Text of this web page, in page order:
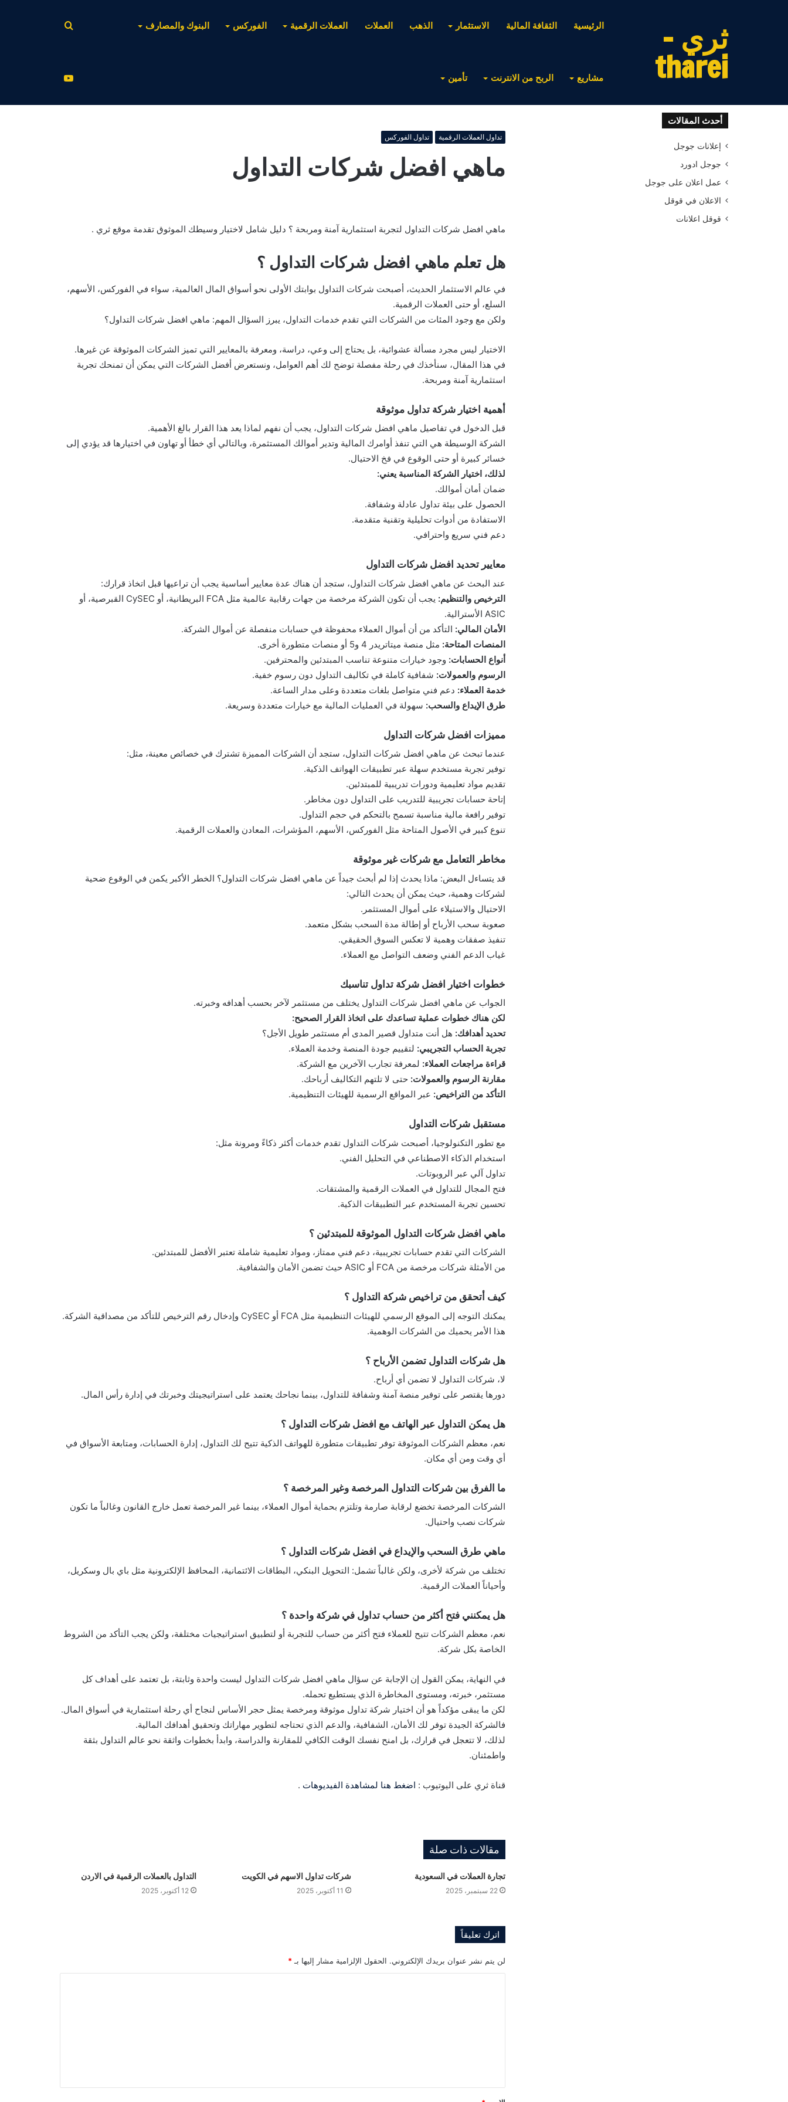
ثري -
tharei
الرئيسية الثقافة المالية الاستثمار الذهب العملات العملات الرقمية الفوركس البنوك والمصارف
مشاريع الربح من الانترنت تأمين عن
تداول العملات الرقمية تداول الفوركس
ماهي افضل شركات التداول
ماهي افضل شركات التداول لتجربة استثمارية آمنة ومربحة ؟ دليل شامل لاختيار وسيطك الموثوق تقدمة موقع ثري .
هل تعلم ماهي افضل شركات التداول ؟
في عالم الاستثمار الحديث، أصبحت شركات التداول بوابتك الأولى نحو أسواق المال العالمية، سواء في الفوركس، الأسهم،
السلع، أو حتى العملات الرقمية.
ولكن مع وجود المئات من الشركات التي تقدم خدمات التداول، يبرز السؤال المهم: ماهي افضل شركات التداول؟
الاختيار ليس مجرد مسألة عشوائية، بل يحتاج إلى وعي، دراسة، ومعرفة بالمعايير التي تميز الشركات الموثوقة عن غيرها.
في هذا المقال، سنأخذك في رحلة مفصلة توضح لك أهم العوامل، ونستعرض أفضل الشركات التي يمكن أن تمنحك تجربة
استثمارية آمنة ومربحة.
أهمية اختيار شركة تداول موثوقة
قبل الدخول في تفاصيل ماهي افضل شركات التداول، يجب أن نفهم لماذا يعد هذا القرار بالغ الأهمية.
الشركة الوسيطة هي التي تنفذ أوامرك المالية وتدير أموالك المستثمرة، وبالتالي أي خطأ أو تهاون في اختيارها قد يؤدي إلى
خسائر كبيرة أو حتى الوقوع في فخ الاحتيال.
لذلك، اختيار الشركة المناسبة يعني:
ضمان أمان أموالك.
الحصول على بيئة تداول عادلة وشفافة.
الاستفادة من أدوات تحليلية وتقنية متقدمة.
دعم فني سريع واحترافي.
معايير تحديد افضل شركات التداول
عند البحث عن ماهي افضل شركات التداول، ستجد أن هناك عدة معايير أساسية يجب أن تراعيها قبل اتخاذ قرارك:
الترخيص والتنظيم:
يجب أن تكون الشركة مرخصة من جهات رقابية عالمية مثل FCA البريطانية، أو CySEC القبرصية، أو
ASIC الأسترالية.
الأمان المالي: التأكد من أن أموال العملاء محفوظة في حسابات منفصلة عن أموال الشركة.
المنصات المتاحة: مثل منصة ميتاتريدر 4 و5 أو منصات متطورة أخرى.
أنواع الحسابات: وجود خيارات متنوعة تناسب المبتدئين والمحترفين.
الرسوم والعمولات: شفافية كاملة في تكاليف التداول دون رسوم خفية.
خدمة العملاء: دعم فني متواصل بلغات متعددة وعلى مدار الساعة.
طرق الإيداع والسحب: سهولة في العمليات المالية مع خيارات متعددة وسريعة.
مميزات افضل شركات التداول
عندما تبحث عن ماهي افضل شركات التداول، ستجد أن الشركات المميزة تشترك في خصائص معينة، مثل:
توفير تجربة مستخدم سهلة عبر تطبيقات الهواتف الذكية.
تقديم مواد تعليمية ودورات تدريبية للمبتدئين.
إتاحة حسابات تجريبية للتدريب على التداول دون مخاطر.
توفير رافعة مالية مناسبة تسمح بالتحكم في حجم التداول.
تنوع كبير في الأصول المتاحة مثل الفوركس، الأسهم، المؤشرات، المعادن والعملات الرقمية.
مخاطر التعامل مع شركات غير موثوقة
قد يتساءل البعض: ماذا يحدث إذا لم أبحث جيداً عن ماهي افضل شركات التداول؟ الخطر الأكبر يكمن في الوقوع ضحية
لشركات وهمية، حيث يمكن أن يحدث التالي:
الاحتيال والاستيلاء على أموال المستثمر.
صعوبة سحب الأرباح أو إطالة مدة السحب بشكل متعمد.
تنفيذ صفقات وهمية لا تعكس السوق الحقيقي.
غياب الدعم الفني وضعف التواصل مع العملاء.
خطوات اختيار افضل شركة تداول تناسبك
الجواب عن ماهي افضل شركات التداول يختلف من مستثمر لآخر بحسب أهدافه وخبرته.
لكن هناك خطوات عملية تساعدك على اتخاذ القرار الصحيح:
تحديد أهدافك: هل أنت متداول قصير المدى أم مستثمر طويل الأجل؟
تجربة الحساب التجريبي: لتقييم جودة المنصة وخدمة العملاء.
قراءة مراجعات العملاء: لمعرفة تجارب الآخرين مع الشركة.
مقارنة الرسوم والعمولات: حتى لا تلتهم التكاليف أرباحك.
التأكد من التراخيص: عبر المواقع الرسمية للهيئات التنظيمية.
مستقبل شركات التداول
مع تطور التكنولوجيا، أصبحت شركات التداول تقدم خدمات أكثر ذكاءً ومرونة مثل:
استخدام الذكاء الاصطناعي في التحليل الفني.
تداول آلي عبر الروبوتات.
فتح المجال للتداول في العملات الرقمية والمشتقات.
تحسين تجربة المستخدم عبر التطبيقات الذكية.
ماهي افضل شركات التداول الموثوقة للمبتدئين ؟
الشركات التي تقدم حسابات تجريبية، دعم فني ممتاز، ومواد تعليمية شاملة تعتبر الأفضل للمبتدئين.
من الأمثلة شركات مرخصة من FCA أو ASIC حيث تضمن الأمان والشفافية.
كيف أتحقق من تراخيص شركة التداول ؟
يمكنك التوجه إلى الموقع الرسمي للهيئات التنظيمية مثل FCA أو CySEC وإدخال رقم الترخيص للتأكد من مصداقية الشركة.
هذا الأمر يحميك من الشركات الوهمية.
هل شركات التداول تضمن الأرباح ؟
لا، شركات التداول لا تضمن أي أرباح.
دورها يقتصر على توفير منصة آمنة وشفافة للتداول، بينما نجاحك يعتمد على استراتيجيتك وخبرتك في إدارة رأس المال.
هل يمكن التداول عبر الهاتف مع افضل شركات التداول ؟
نعم، معظم الشركات الموثوقة توفر تطبيقات متطورة للهواتف الذكية تتيح لك التداول، إدارة الحسابات، ومتابعة الأسواق في
أي وقت ومن أي مكان.
ما الفرق بين شركات التداول المرخصة وغير المرخصة ؟
الشركات المرخصة تخضع لرقابة صارمة وتلتزم بحماية أموال العملاء، بينما غير المرخصة تعمل خارج القانون وغالباً ما تكون
شركات نصب واحتيال.
ماهي طرق السحب والإيداع في افضل شركات التداول ؟
تختلف من شركة لأخرى، ولكن غالباً تشمل: التحويل البنكي، البطاقات الائتمانية، المحافظ الإلكترونية مثل باي بال وسكريل،
وأحياناً العملات الرقمية.
هل يمكنني فتح أكثر من حساب تداول في شركة واحدة ؟
نعم، معظم الشركات تتيح للعملاء فتح أكثر من حساب للتجربة أو لتطبيق استراتيجيات مختلفة، ولكن يجب التأكد من الشروط
الخاصة بكل شركة.
في النهاية، يمكن القول إن الإجابة عن سؤال ماهي افضل شركات التداول ليست واحدة وثابتة، بل تعتمد على أهداف كل
مستثمر، خبرته، ومستوى المخاطرة الذي يستطيع تحمله.
لكن ما يبقى مؤكداً هو أن اختيار شركة تداول موثوقة ومرخصة يمثل حجر الأساس لنجاح أي رحلة استثمارية في أسواق المال.
فالشركة الجيدة توفر لك الأمان، الشفافية، والدعم الذي تحتاجه لتطوير مهاراتك وتحقيق أهدافك المالية.
لذلك، لا تتعجل في قرارك، بل امنح نفسك الوقت الكافي للمقارنة والدراسة، وابدأ بخطوات واثقة نحو عالم التداول بثقة
واطمئنان.
قناة ثري على اليوتيوب : اضغط هنا لمشاهدة الفيديوهات .
مقالات ذات صلة
تجارة العملات في السعودية
22 سبتمبر، 2025
شركات تداول الاسهم في الكويت
11 أكتوبر، 2025
التداول بالعملات الرقمية في الاردن
12 أكتوبر، 2025
اترك تعليقاً
لن يتم نشر عنوان بريدك الإلكتروني. الحقول الإلزامية مشار إليها بـ *
ق
أحدث المقالات
إعلانات جوجل
جوجل ادورد
عمل اعلان على جوجل
الاعلان في قوقل
قوقل اعلانات